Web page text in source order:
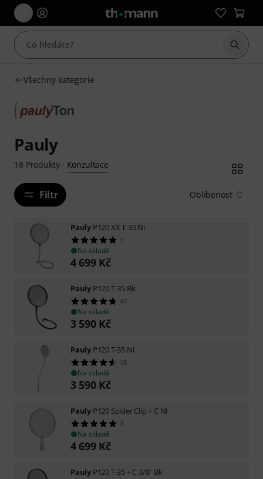
Začít
Všechny kategorie
Pauly
18 Produkty· Konzultace
Filtr Oblíbenost
Pauly P120 XX T-35 Ni
1
Na skladě
4 699 Kč
Pauly P120 T-35 Bk
47
Na skladě
3 590 Kč
Pauly P120 T-35 Ni
18
Na skladě
3 590 Kč
Pauly P120 Spider Clip + C NI
3
Na skladě
4 699 Kč
Pauly P120 T-35 + C 3/8" Bk